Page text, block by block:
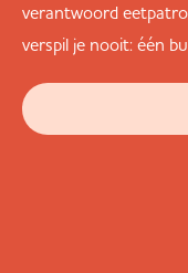
verantwoord
verspil je nooit: één